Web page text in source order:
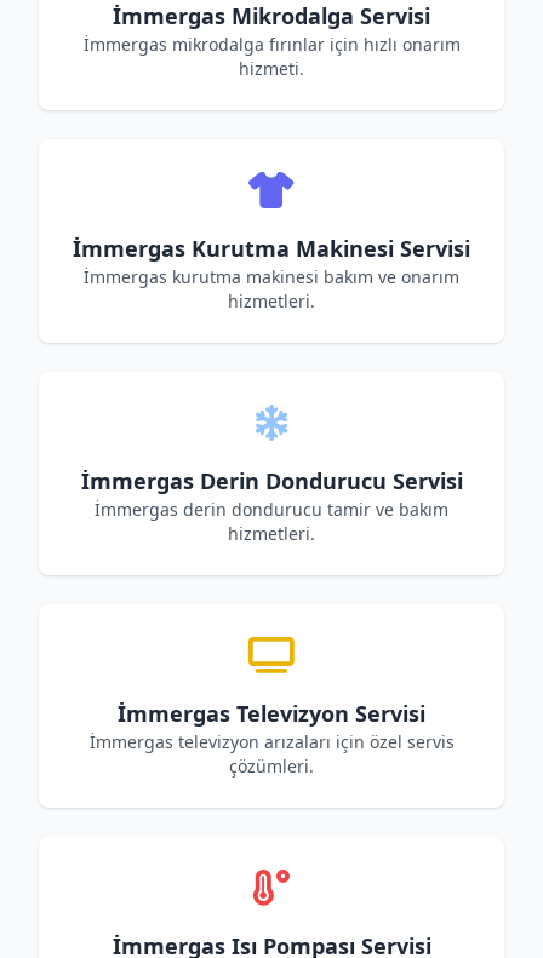
İmmergas Mikrodalga Servisi
İmmergas mikrodalga fırınlar için hızlı onarım
hizmeti.
İmmergas Kurutma Makinesi Servisi
İmmergas kurutma makinesi bakım ve onarım
hizmetleri.
İmmergas Derin Dondurucu Servisi
İmmergas derin dondurucu tamir ve bakım
hizmetleri.
İmmergas Televizyon Servisi
İmmergas televizyon arızaları için özel servis
çözümleri.
İmmergas Isı Pompası Servisi